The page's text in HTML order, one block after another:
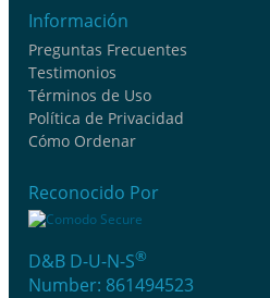
Información
Preguntas Frecuentes
Testimonios
Términos de Uso
Política de Privacidad
Cómo Ordenar
Reconocido Por
D&B D-U-N-S®
Number: 861494523